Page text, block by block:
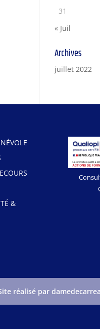
31
« Juil
Archives
juillet 2022
&
réalisé par